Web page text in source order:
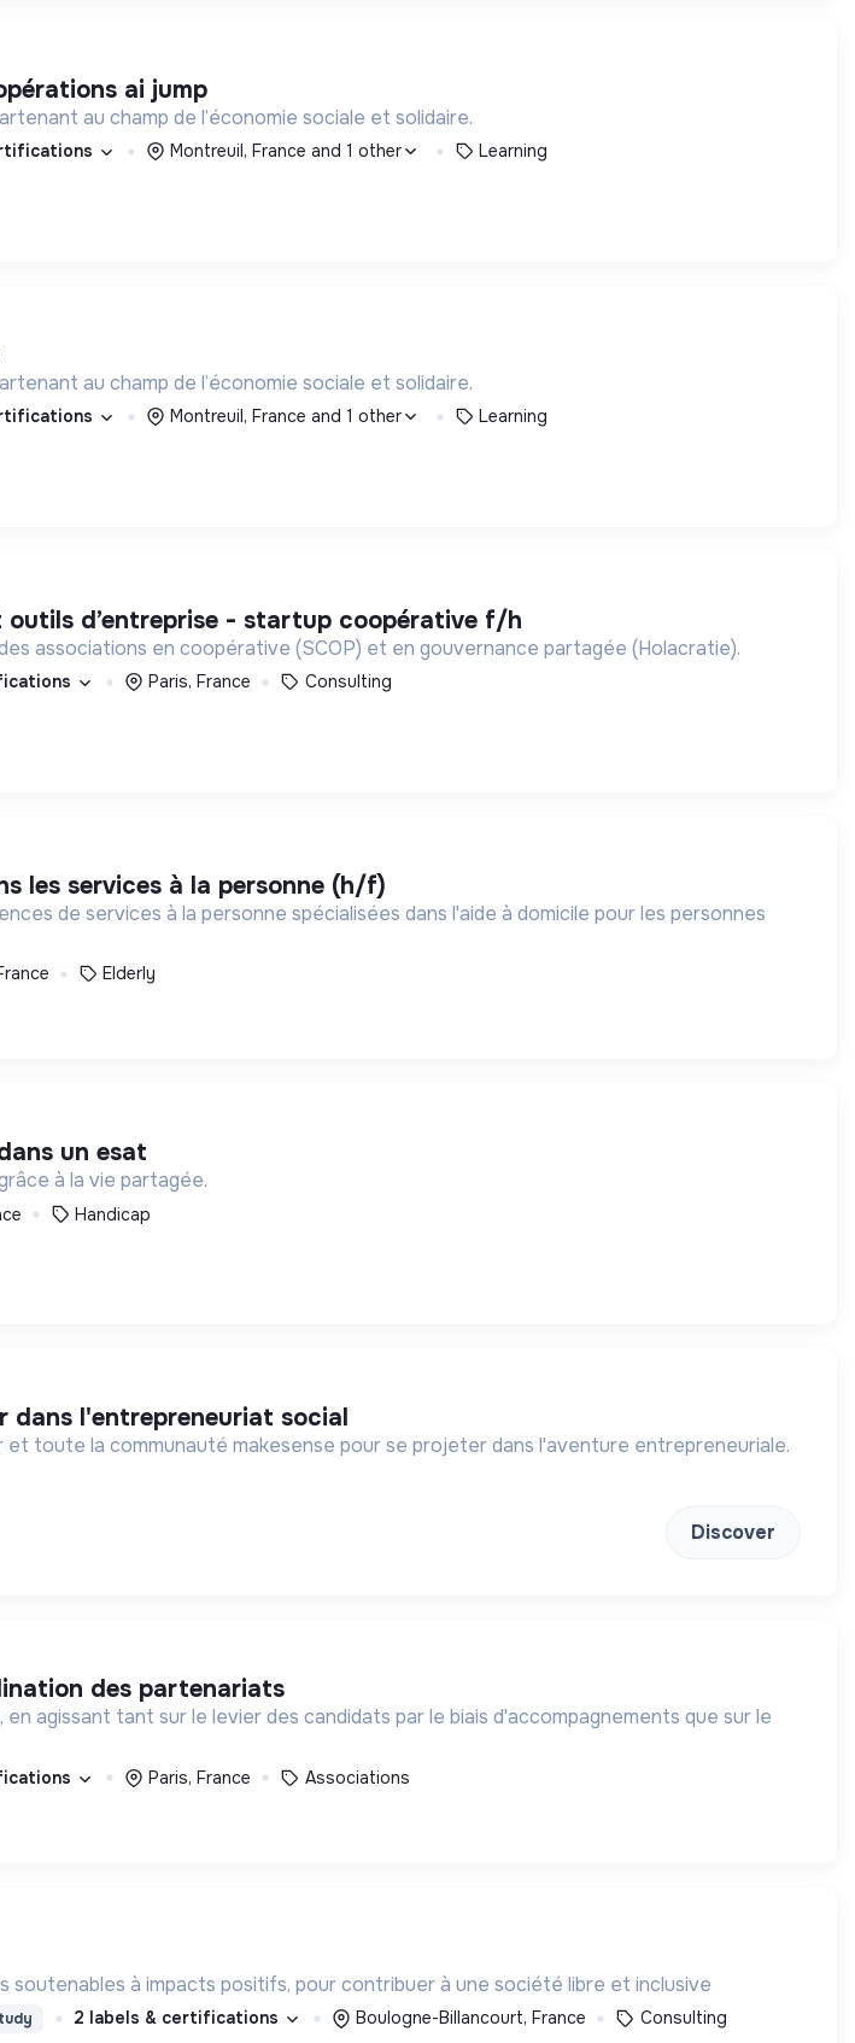
ai jump
au champ de l’économie sociale et solidaire.
Montreuil, France and 1 other Learning
au champ de l’économie sociale et solidaire.
Montreuil, France and 1 other Learning
d’entreprise - startup coopérative f/h
associations en coopérative (SCOP) et en gouvernance partagée (Holacratie).
Paris, France Consulting
les services à la personne (h/f)
de services à la personne spécialisées dans l'aide à domicile pour les personnes
Elderly
un esat
à la vie partagée.
Handicap
dans l'entrepreneuriat social
toute la communauté makesense pour se projeter dans l'aventure entrepreneuriale.
Discover
des partenariats
agissant tant sur le levier des candidats par le biais d'accompagnements que sur le
Paris, France Associations
soutenables à impacts positifs, pour contribuer à une société libre et inclusive
2 labels & certifications Boulogne-Billancourt, France Consulting